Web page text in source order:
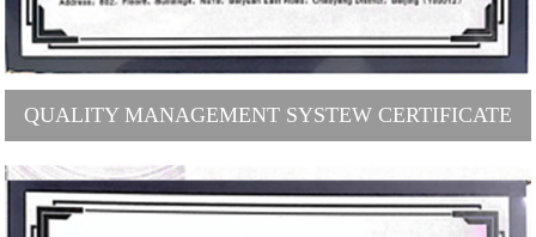
QUALITY MANAGEMENT SYSTEW CERTIFICATE